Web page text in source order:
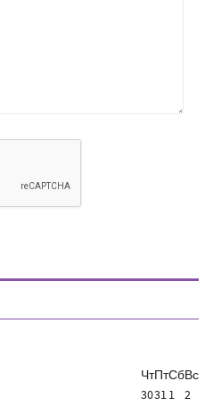
ЧтПтСбВс
30311 2